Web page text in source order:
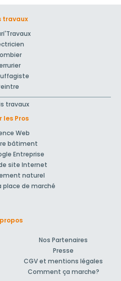
travaux
travaux
les Pros
Web
bâtiment
Entreprise
site Internet
naturel
place de marché
Nos Partenaires
Presse
CGV et mentions légales
Comment ça marche?